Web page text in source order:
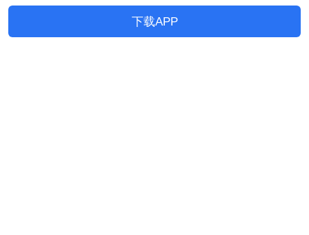
下载APP